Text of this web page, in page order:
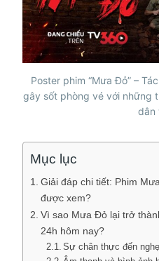
Poster phim “Mưa Đỏ” –
gây sốt phòng vé với những
dân
Mục lục
Giải đáp chi tiết: Phim
được xem?
Vì sao Mưa Đỏ lại trở
24h hôm nay?
Sự chân thực đến